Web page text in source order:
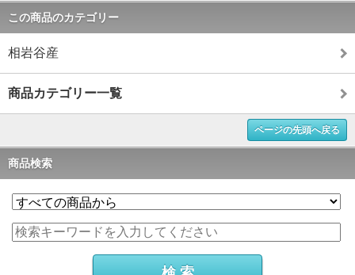
この商品のカテゴリー
相岩谷産
商品カテゴリー一覧
ページの先頭へ戻る
商品検索